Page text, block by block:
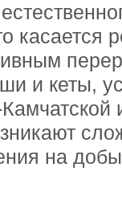
касается
и кеты,
на